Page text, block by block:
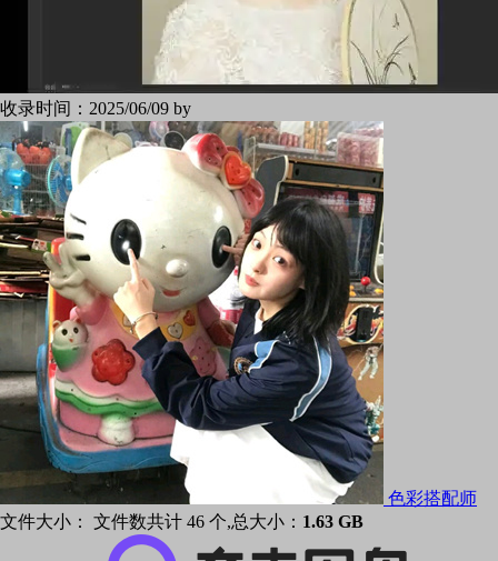
收录时间： 2025/06/09 by
色彩搭配师
文件大小：
文件数共计 46 个,总大小： 1.63 GB